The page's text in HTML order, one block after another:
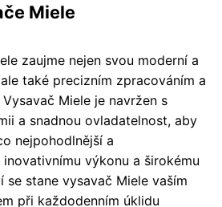
Miele
zaujme nejen svou moderní a
také precizním zpracováním a
Miele je navržen s
a snadnou ovladatelnost, aby
nejpohodlnější a
výkonu a širokému
se stane vysavač Miele vaším
při každodenním úklidu